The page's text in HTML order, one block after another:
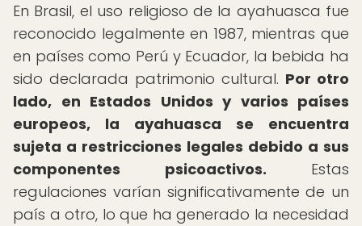
En Brasil, el uso religioso de la ayahuasca fue
reconocido legalmente en 1987, mientras que
en países como Perú y Ecuador, la bebida ha
sido declarada patrimonio cultural. Por otro
lado, en Estados Unidos y varios países
europeos, la ayahuasca se encuentra
sujeta a restricciones legales debido a sus
componentes psicoactivos. Estas
regulaciones varían significativamente de un
país a otro, lo que ha generado la necesidad